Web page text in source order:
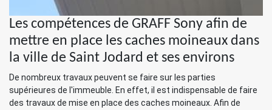
Les compétences de GRAFF Sony afin de
mettre en place les caches moineaux dans
la ville de Saint Jodard et ses environs
De nombreux travaux peuvent se faire sur les parties
supérieures de l'immeuble. En effet, il est indispensable de faire
des travaux de mise en place des caches moineaux. Afin de